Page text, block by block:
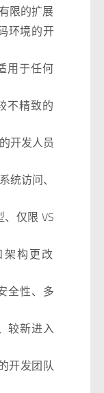
限的扩展
环境的开
用于任何
不精致的
开发人员
统访问、
、仅限 VS
架构更改
全性、多
较新进入
开发团队